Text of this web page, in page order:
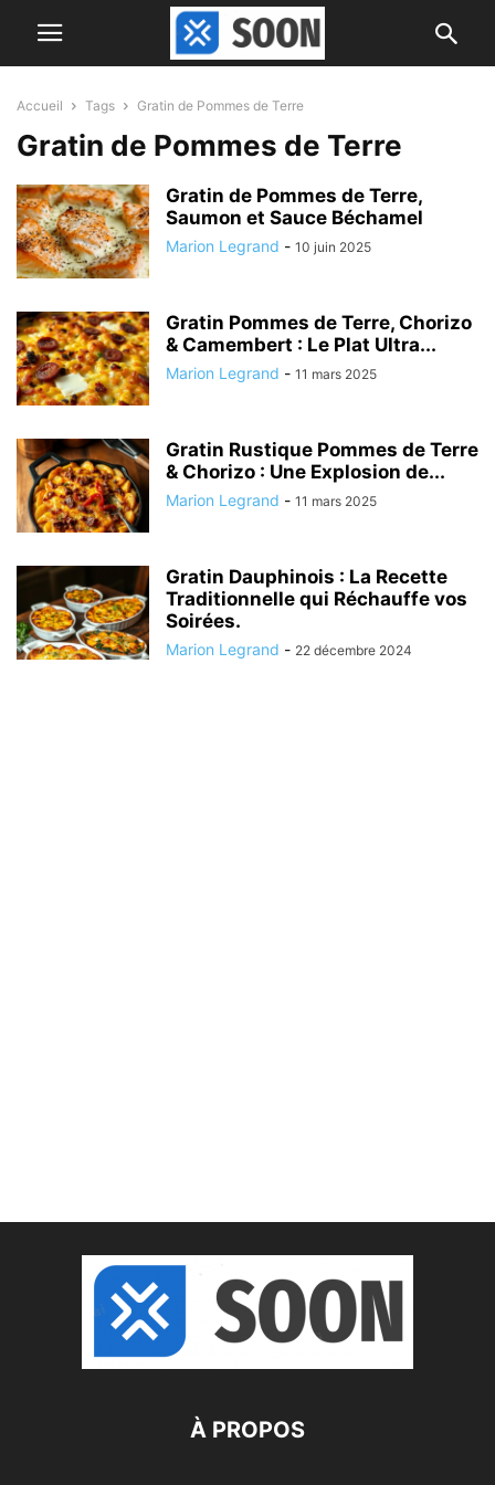
Accueil Tags Gratin de Pommes de Terre
Gratin de Pommes de Terre
Gratin de Pommes de Terre,
Saumon et Sauce Béchamel
Marion Legrand - 10 juin 2025
Gratin Pommes de Terre, Chorizo
& Camembert : Le Plat Ultra...
Marion Legrand - 11 mars 2025
Gratin Rustique Pommes de Terre
& Chorizo : Une Explosion de...
Marion Legrand - 11 mars 2025
Gratin Dauphinois : La Recette
Traditionnelle qui Réchauffe vos
Soirées.
Marion Legrand - 22 décembre 2024
À PROPOS